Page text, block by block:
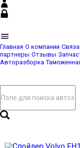
Главная О компании
партнеры Отзывы
Авторазборка